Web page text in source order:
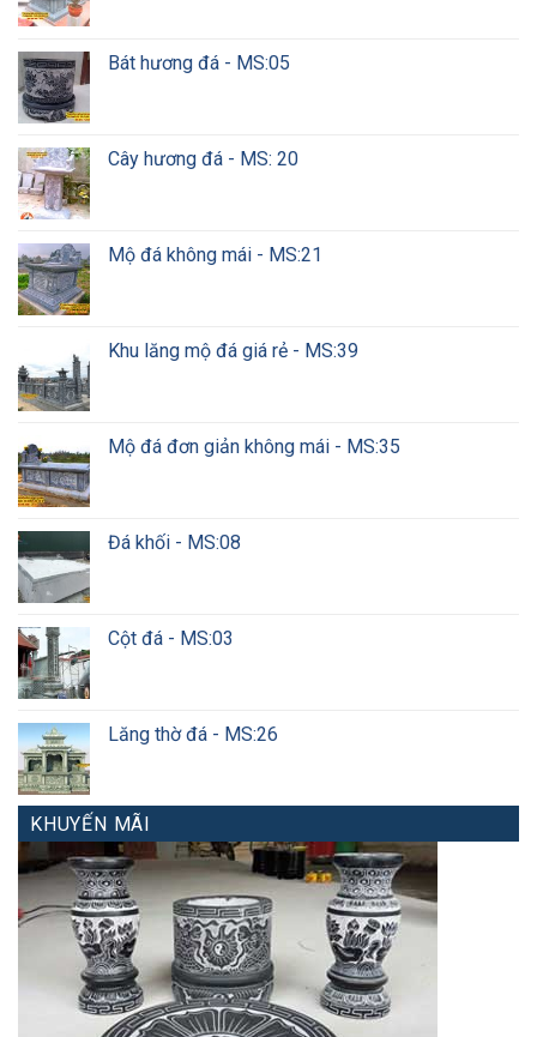
Bát hương đá - MS:05
Cây hương đá - MS: 20
Mộ đá không mái - MS:21
Khu lăng mộ đá giá rẻ - MS:39
Mộ đá đơn giản không mái - MS:35
Đá khối - MS:08
Cột đá - MS:03
Lăng thờ đá - MS:26
KHUYẾN MÃI